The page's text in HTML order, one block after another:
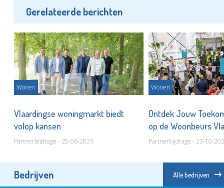
Gerelateerde berichten
Wonen
Vlaardingse woningmarkt biedt
volop kansen
Partnerbijdrage - 25-06-2026
Wonen
Ontdek Jouw
op de Woonbeurs
Partnerbijdrage - 23-10-
Bedrijven Alle bedrijven